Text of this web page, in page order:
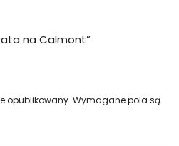
na Calmont”
opublikowany. Wymagane pola są